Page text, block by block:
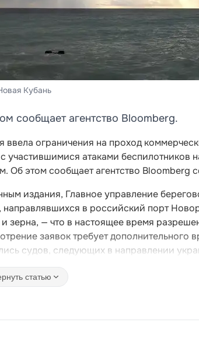
Кубань
сообщает агентство Bloomberg.
ввела ограничения на проход
участившимися атаками беспилотников
Об этом сообщает агентство Bloomberg
издания, Главное управление
направлявшихся в российский порт
зерна, — что в настоящее время
заявок требует дополнительного
судов, следующих в направлении
статью